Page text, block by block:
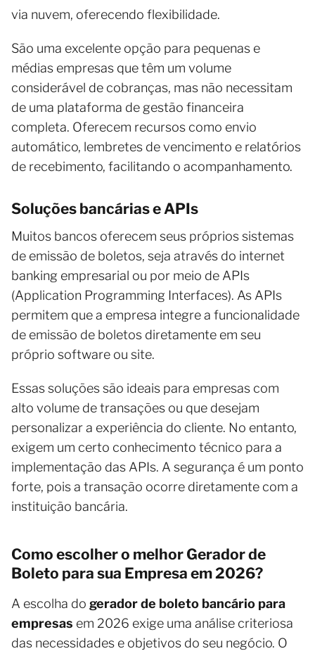
via nuvem, oferecendo flexibilidade.
São uma excelente opção para pequenas e
médias empresas que têm um volume
considerável de cobranças, mas não necessitam
de uma plataforma de gestão financeira
completa. Oferecem recursos como envio
automático, lembretes de vencimento e relatórios
de recebimento, facilitando o acompanhamento.
Soluções bancárias e APIs
Muitos bancos oferecem seus próprios sistemas
de emissão de boletos, seja através do internet
banking empresarial ou por meio de APIs
(Application Programming Interfaces). As APIs
permitem que a empresa integre a funcionalidade
de emissão de boletos diretamente em seu
próprio software ou site.
Essas soluções são ideais para empresas com
alto volume de transações ou que desejam
personalizar a experiência do cliente. No entanto,
exigem um certo conhecimento técnico para a
implementação das APIs. A segurança é um ponto
forte, pois a transação ocorre diretamente com a
instituição bancária.
Como escolher o melhor Gerador de
Boleto para sua Empresa em 2026?
A escolha do gerador de boleto bancário para
empresas em 2026 exige uma análise criteriosa
das necessidades e objetivos do seu negócio. O